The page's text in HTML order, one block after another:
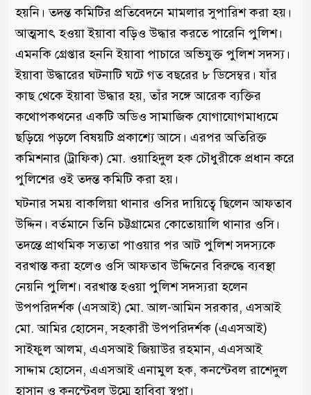
হয়নি। তদন্ত কমিটির প্রতিবেদনে মামলার সুপারিশ করা হয়।
আত্মসাৎ হওয়া ইয়াবা বড়িও উদ্ধার করতে পারেনি পুলিশ।
এমনকি গ্রেপ্তার হননি ইয়াবা পাচারে অভিযুক্ত পুলিশ সদস্য।
ইয়াবা উদ্ধারের ঘটনাটি ঘটে গত বছরের ৮ ডিসেম্বর। যাঁর
কাছ থেকে ইয়াবা উদ্ধার হয়, তাঁর সঙ্গে আরেক ব্যক্তির
কথোপকথনের একটি অডিও সামাজিক যোগাযোগমাধ্যমে
ছড়িয়ে পড়লে বিষয়টি প্রকাশ্যে আসে। এরপর অতিরিক্ত
কমিশনার (ট্রাফিক) মো. ওয়াহিদুল হক চৌধুরীকে প্রধান করে
পুলিশের ওই তদন্ত কমিটি করা হয়।
ঘটনার সময় বাকলিয়া থানার ওসির দায়িত্বে ছিলেন আফতাব
উদ্দিন। বর্তমানে তিনি চট্টগ্রামের কোতোয়ালি থানার ওসি।
তদন্তে প্রাথমিক সত্যতা পাওয়ার পর আট পুলিশ সদস্যকে
বরখাস্ত করা হলেও ওসি আফতাব উদ্দিনের বিরুদ্ধে ব্যবস্থা
নেয়নি পুলিশ। বরখাস্ত হওয়া পুলিশ সদস্যরা হলেন
উপপরিদর্শক (এসআই) মো. আল-আমিন সরকার, এসআই
মো. আমির হোসেন, সহকারী উপপরিদর্শক (এএসআই)
সাইফুল আলম, এএসআই জিয়াউর রহমান, এএসআই
সাদ্দাম হোসেন, এএসআই এনামুল হক, কনস্টেবল রাশেদুল
হাসান ও কনস্টেবল উম্মে হাবিবা স্বপ্না।